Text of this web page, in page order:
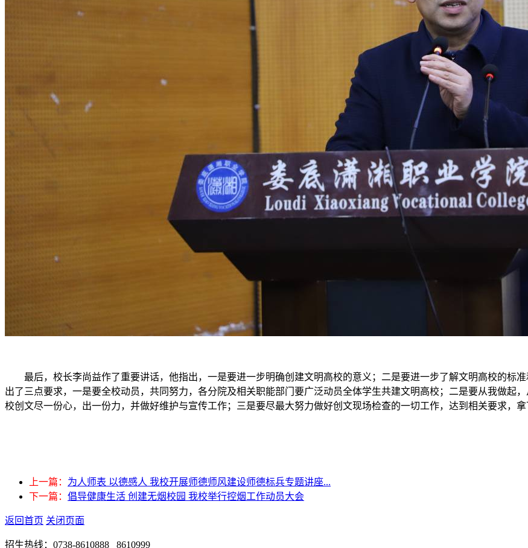
最后，校长李尚益作了重要讲话，他指出，一是要进一步明确创建文明高校的意义；二是要进一步了解文明高校的标
出了三点要求，一是要全校动员，共同努力，各分院及相关职能部门要广泛动员全体学生共建文明高校；二是要从我做起
校创文尽一份心，出一份力，并做好维护与宣传工作；三是要尽最大努力做好创文现场检查的一切工作，达到相关要求，
上一篇： 为人师表 以德感人 我校开展师德师风建设师德标兵专题讲座...
下一篇： 倡导健康生活 创建无烟校园 我校举行控烟工作动员大会
返回首页 关闭页面
招生热线：0738-8610888 8610999